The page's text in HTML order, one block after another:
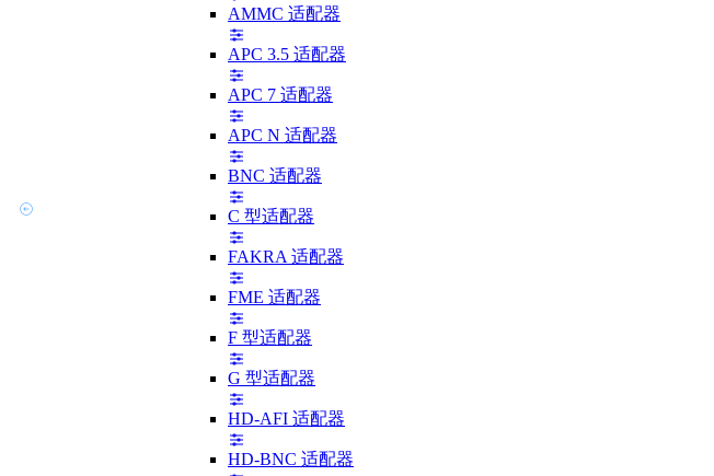
AMMC 适配器
APC 3.5 适配器
APC 7 适配器
APC N 适配器
BNC 适配器
C 型适配器
FAKRA 适配器
FME 适配器
F 型适配器
G 型适配器
HD-AFI 适配器
HD-BNC 适配器